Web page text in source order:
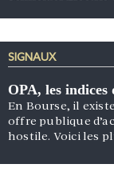
SIGNAUX
OPA, les
En Bourse, il
offre publique
hostile. Voici les